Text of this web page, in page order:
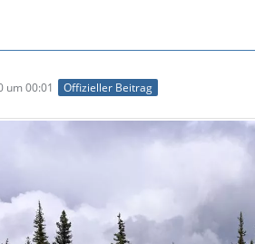
um 00:01 Offizieller Beitrag